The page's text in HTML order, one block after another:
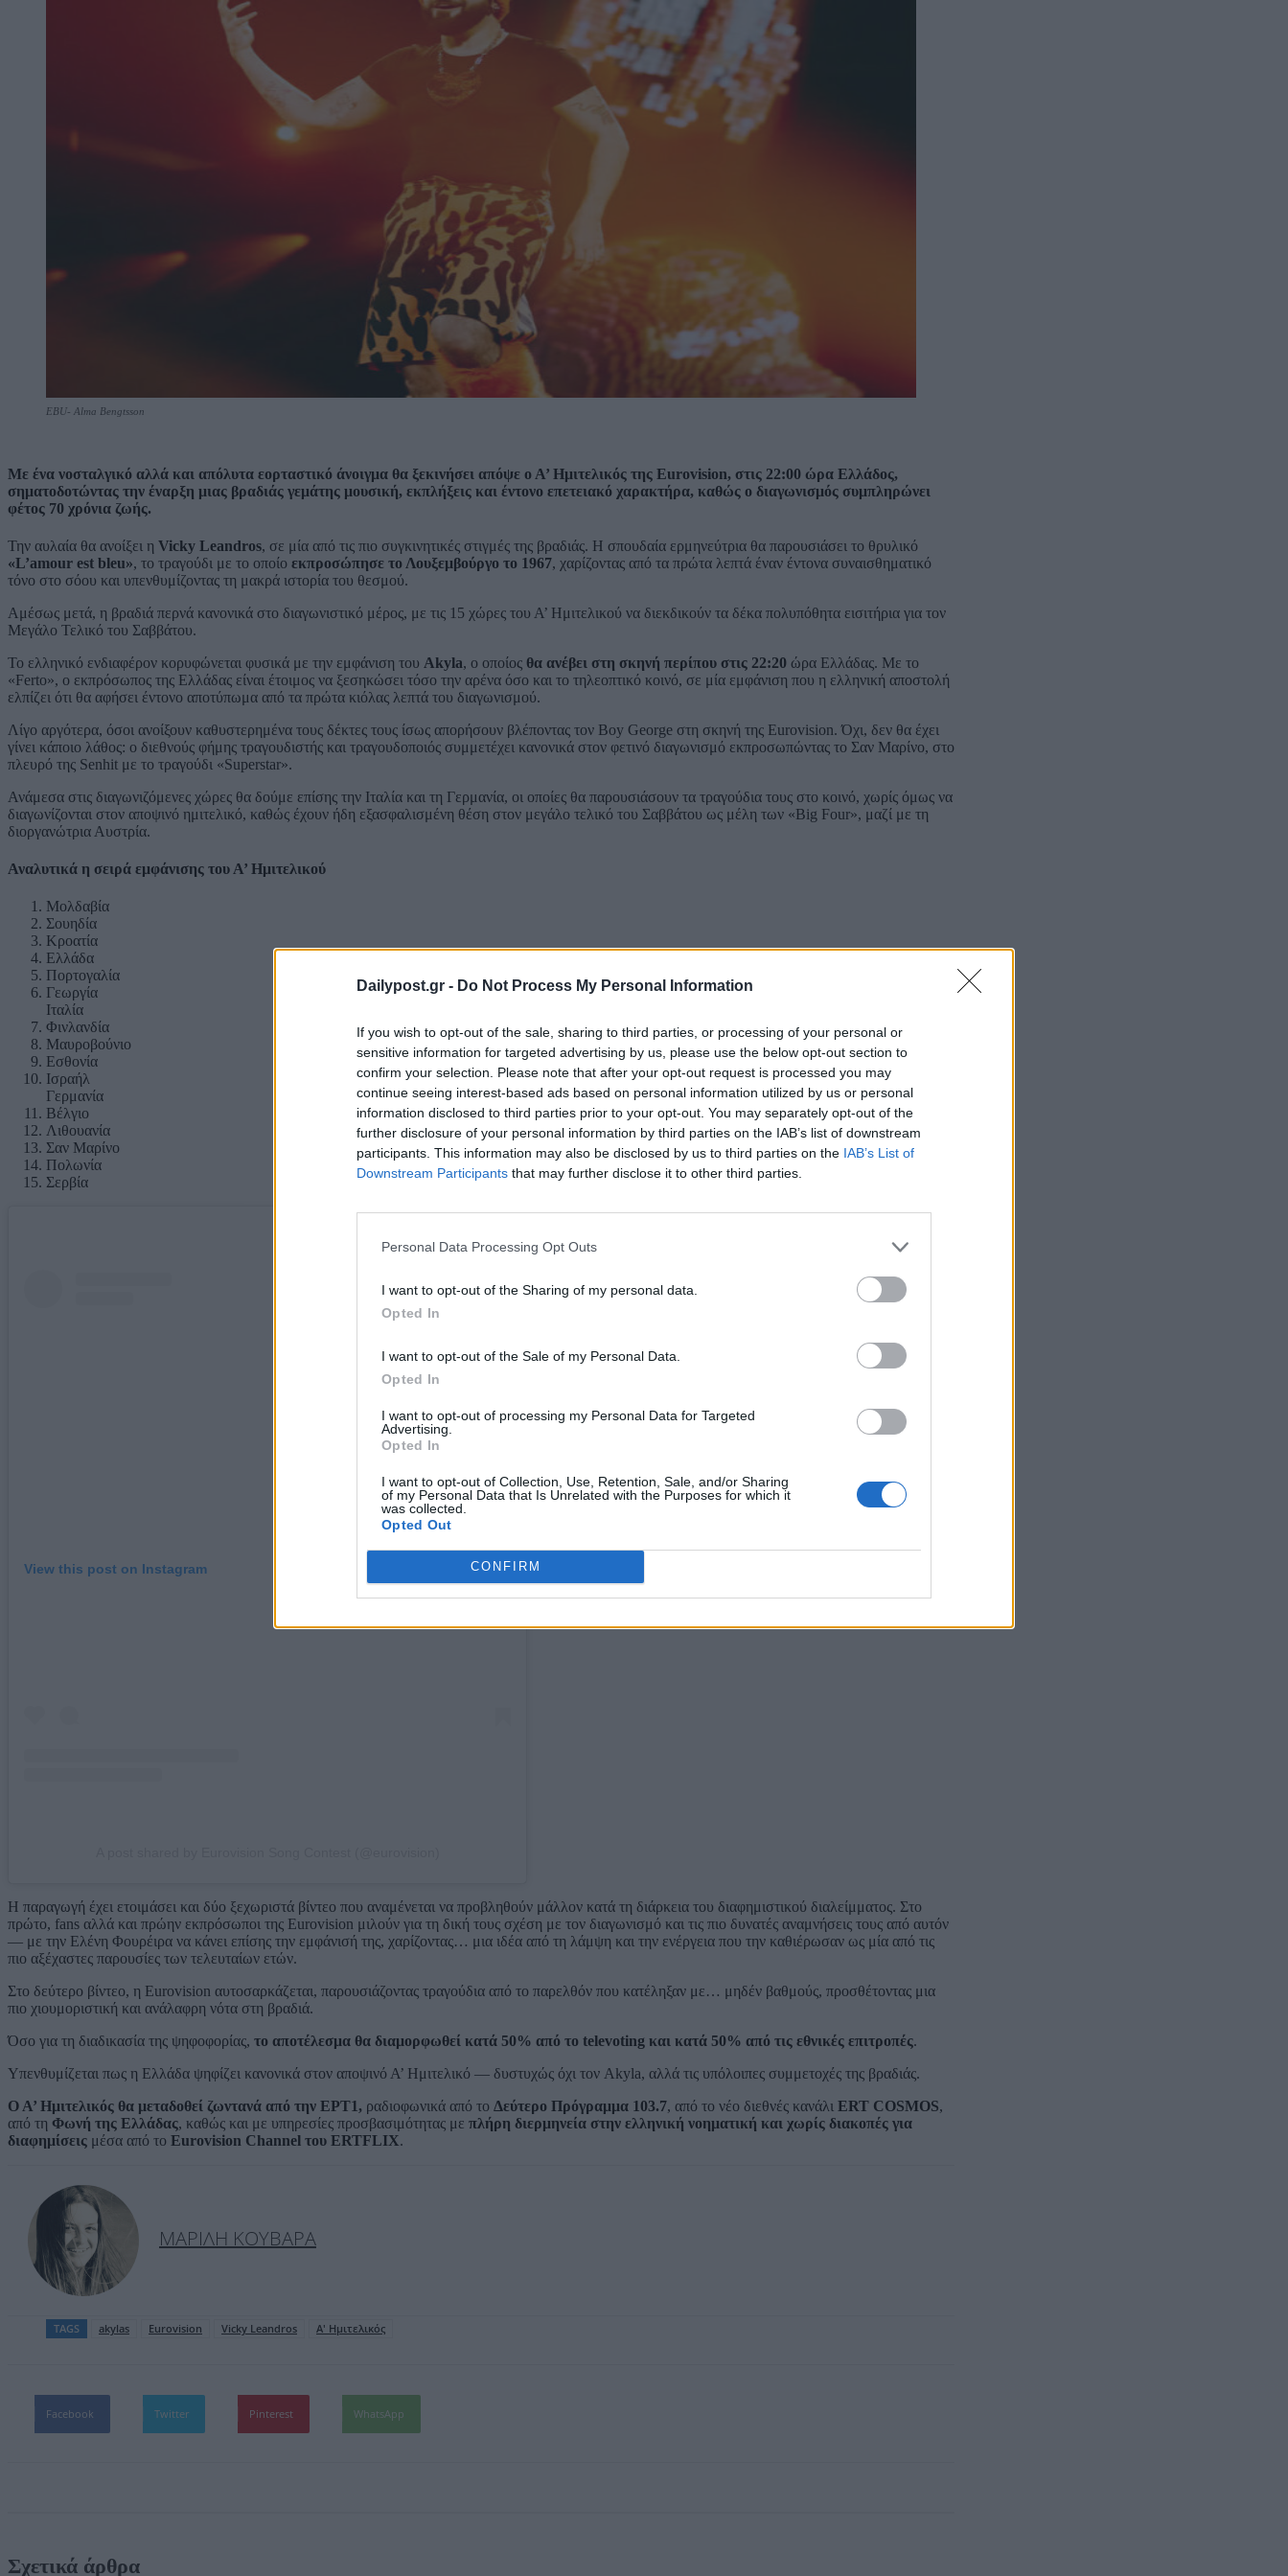
Dailypost.gr - Do Not Process My Personal Information
If you wish to opt-out of the sale, sharing to third parties, or processing of your personal or
sensitive information for targeted advertising by us, please use the below opt-out section to
confirm your selection. Please note that after your opt-out request is processed you may
continue seeing interest-based ads based on personal information utilized by us or personal
information disclosed to third parties prior to your opt-out. You may separately opt-out of the
further disclosure of your personal information by third parties on the IAB’s list of downstream
participants. This information may also be disclosed by us to third parties on the IAB’s List of
Downstream Participants that may further disclose it to other third parties.
Personal Data Processing Opt Outs
I want to opt-out of the Sharing of my personal data.
Opted In
I want to opt-out of the Sale of my Personal Data.
Opted In
I want to opt-out of processing my Personal Data for Targeted
Advertising.
Opted In
I want to opt-out of Collection, Use, Retention, Sale, and/or Sharing
of my Personal Data that Is Unrelated with the Purposes for which it
was collected.
Opted Out
CONFIRM
EBU- Alma Bengtsson
Με ένα νοσταλγικό αλλά και απόλυτα εορταστικό άνοιγμα θα ξεκινήσει απόψε ο Α’ Ημιτελικός της Eurovision, στις 22:00 ώρα Ελλάδος,
σηματοδοτώντας την έναρξη μιας βραδιάς γεμάτης μουσική, εκπλήξεις και έντονο επετειακό χαρακτήρα, καθώς ο διαγωνισμός συμπληρώνει
φέτος 70 χρόνια ζωής.
Την αυλαία θα ανοίξει η Vicky Leandros, σε μία από τις πιο συγκινητικές στιγμές της βραδιάς. Η σπουδαία ερμηνεύτρια θα παρουσιάσει το θρυλικό
«L’amour est bleu», το τραγούδι με το οποίο εκπροσώπησε το Λουξεμβούργο το 1967, χαρίζοντας από τα πρώτα λεπτά έναν έντονα συναισθηματικό
τόνο στο σόου και υπενθυμίζοντας τη μακρά ιστορία του θεσμού.
Αμέσως μετά, η βραδιά περνά κανονικά στο διαγωνιστικό μέρος, με τις 15 χώρες του Α’ Ημιτελικού να διεκδικούν τα δέκα πολυπόθητα εισιτήρια για τον
Μεγάλο Τελικό του Σαββάτου.
Το ελληνικό ενδιαφέρον κορυφώνεται φυσικά με την εμφάνιση του Akyla, ο οποίος θα ανέβει στη σκηνή περίπου στις 22:20 ώρα Ελλάδας. Με το
«Ferto», ο εκπρόσωπος της Ελλάδας είναι έτοιμος να ξεσηκώσει τόσο την αρένα όσο και το τηλεοπτικό κοινό, σε μία εμφάνιση που η ελληνική αποστολή
ελπίζει ότι θα αφήσει έντονο αποτύπωμα από τα πρώτα κιόλας λεπτά του διαγωνισμού.
Λίγο αργότερα, όσοι ανοίξουν καθυστερημένα τους δέκτες τους ίσως απορήσουν βλέποντας τον Boy George στη σκηνή της Eurovision. Όχι, δεν θα έχει
γίνει κάποιο λάθος: ο διεθνούς φήμης τραγουδιστής και τραγουδοποιός συμμετέχει κανονικά στον φετινό διαγωνισμό εκπροσωπώντας το Σαν Μαρίνο, στο
πλευρό της Senhit με το τραγούδι «Superstar».
Ανάμεσα στις διαγωνιζόμενες χώρες θα δούμε επίσης την Ιταλία και τη Γερμανία, οι οποίες θα παρουσιάσουν τα τραγούδια τους στο κοινό, χωρίς όμως να
διαγωνίζονται στον αποψινό ημιτελικό, καθώς έχουν ήδη εξασφαλισμένη θέση στον μεγάλο τελικό του Σαββάτου ως μέλη των «Big Four», μαζί με τη
διοργανώτρια Αυστρία.
Αναλυτικά η σειρά εμφάνισης του Α’ Ημιτελικού
Μολδαβία
Σουηδία
Κροατία
Ελλάδα
Πορτογαλία
Γεωργία
Ιταλία
Φινλανδία
Μαυροβούνιο
Εσθονία
Ισραήλ
Γερμανία
Βέλγιο
Λιθουανία
Σαν Μαρίνο
Πολωνία
Σερβία
View this post on Instagram
Η παραγωγή έχει ετοιμάσει και δύο ξεχωριστά βίντεο που αναμένεται να προβληθούν μάλλον κατά τη διάρκεια του διαφημιστικού διαλείμματος. Στο
πρώτο, fans αλλά και πρώην εκπρόσωποι της Eurovision μιλούν για τη δική τους σχέση με τον διαγωνισμό και τις πιο δυνατές αναμνήσεις τους από αυτόν
— με την Ελένη Φουρέιρα να κάνει επίσης την εμφάνισή της, χαρίζοντας… μια ιδέα από τη λάμψη και την ενέργεια που την καθιέρωσαν ως μία από τις
πιο αξέχαστες παρουσίες των τελευταίων ετών.
Στο δεύτερο βίντεο, η Eurovision αυτοσαρκάζεται, παρουσιάζοντας τραγούδια από το παρελθόν που κατέληξαν με… μηδέν βαθμούς, προσθέτοντας μια
πιο χιουμοριστική και ανάλαφρη νότα στη βραδιά.
Όσο για τη διαδικασία της ψηφοφορίας, το αποτέλεσμα θα διαμορφωθεί κατά 50% από το televoting και κατά 50% από τις εθνικές επιτροπές.
Υπενθυμίζεται πως η Ελλάδα ψηφίζει κανονικά στον αποψινό Α’ Ημιτελικό — δυστυχώς όχι τον Akyla, αλλά τις υπόλοιπες συμμετοχές της βραδιάς.
Ο Α’ Ημιτελικός θα μεταδοθεί ζωντανά από την ΕΡΤ1 , ραδιοφωνικά από το Δεύτερο Πρόγραμμα 103.7, από τo νέο διεθνές κανάλι ERT COSMOS,
από τη Φωνή της Ελλάδας, καθώς και με υπηρεσίες προσβασιμότητας με πλήρη διερμηνεία στην ελληνική νοηματική και χωρίς διακοπές για
διαφημίσεις μέσα από το Eurovision Channel του ERTFLIX.
ΜΑΡΊΛΗ ΚΟΥΒΑΡΆ
TAGS akylas Eurovision Vicky Leandros Α' Ημιτελικός
Facebook Twitter Pinterest WhatsApp
Σχετικά άρθρα